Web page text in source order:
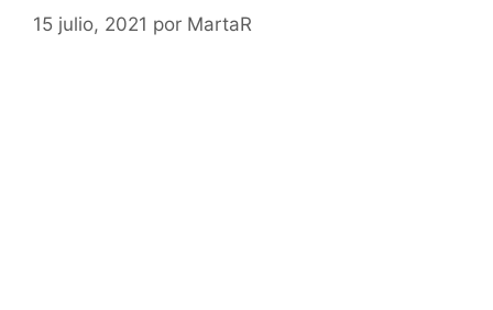
15 julio, 2021 por MartaR